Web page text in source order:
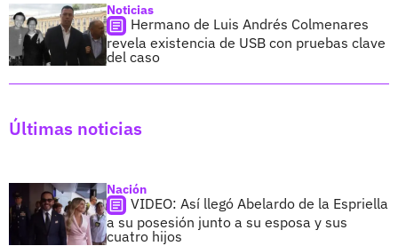
Noticias
Hermano de Luis Andrés Colmenares
revela existencia de USB con pruebas clave
del caso
Últimas noticias
Nación
VIDEO: Así llegó Abelardo de la Espriella
a su posesión junto a su esposa y sus
cuatro hijos